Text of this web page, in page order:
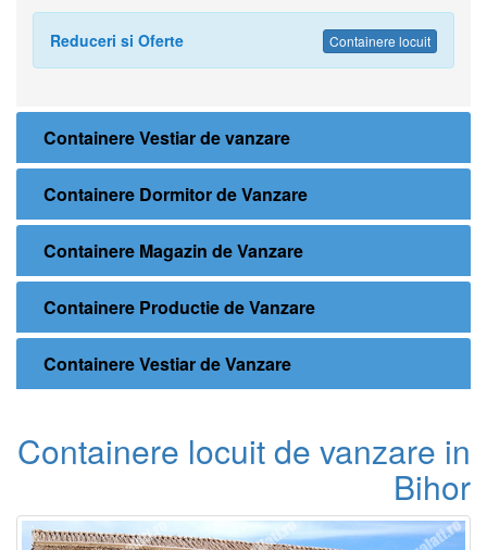
Containere locuit
Reduceri si Oferte
Containere Vestiar de vanzare
Containere Dormitor de Vanzare
Containere Magazin de Vanzare
Containere Productie de Vanzare
Containere Vestiar de Vanzare
Containere locuit de vanzare in
Bihor